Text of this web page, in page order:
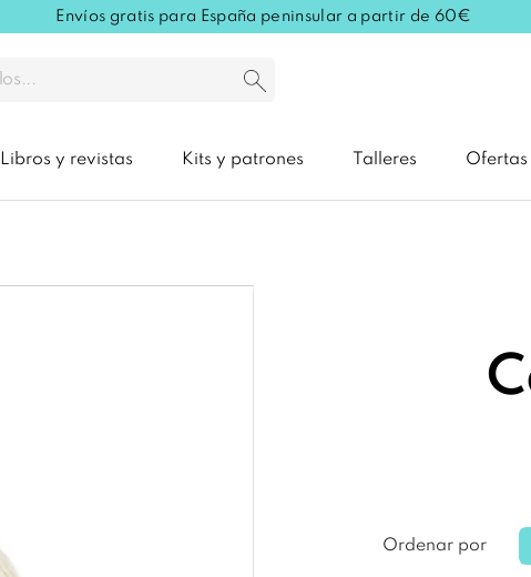
Envíos gratis para España peninsular a partir de 60€
Libros y revistas Kits y patrones Talleres Ofertas
Ordenar por